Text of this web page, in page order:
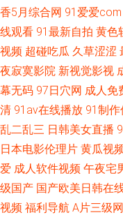
香5月综合网 91爱爱com
线观看 91最新自拍 黄色
视频 超碰吃瓜 久草涩涩
夜寂寞影院 新视觉影视
幕无码 97日穴网 成人免
清 91av在线播放 91制作
乱二乱三 日韩美女直播
日本电影伦理片 黄瓜视
爱 成人软件视频 午夜宅
级国产 国产欧美日韩在
视频 福利导航 A片三级